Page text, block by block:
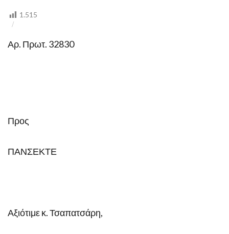
1.515
Αρ. Πρωτ. 32830
Προς
ΠΑΝΣΕΚΤΕ
Αξιότιμε κ. Τσαπατσάρη,